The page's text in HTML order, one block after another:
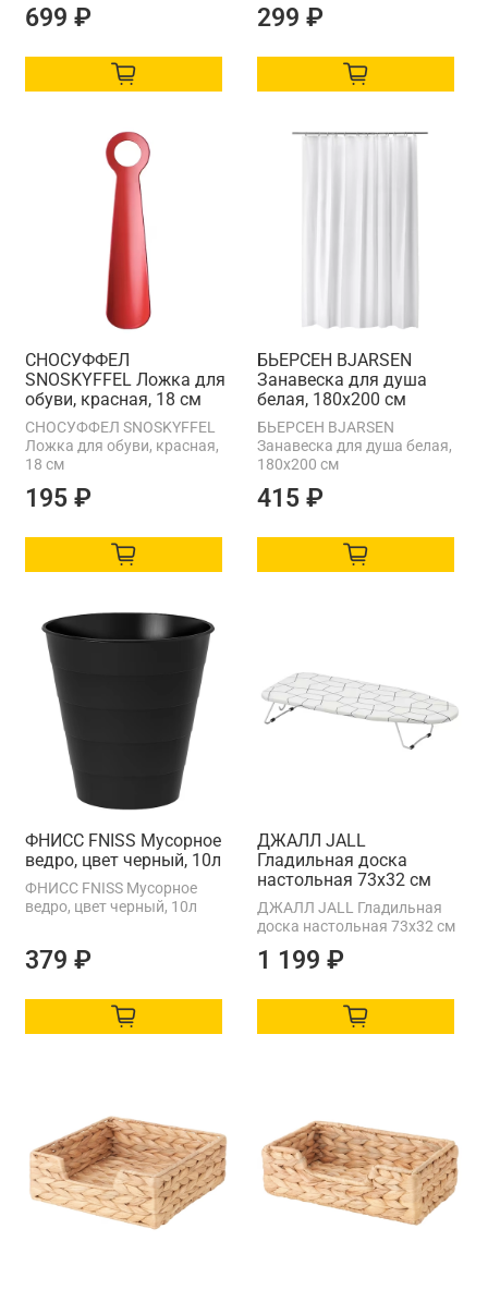
699 ₽ 299 ₽
СНОСУФФЕЛ
SNОSKYFFEL Ложка для
обуви, красная, 18 см
СНОСУФФЕЛ SNОSKYFFEL
Ложка для обуви, красная,
18 см
195 ₽
БЬЕРСЕН BJARSEN
Занавеска для душа
белая, 180x200 см
БЬЕРСЕН BJARSEN
Занавеска для душа белая,
180x200 см
415 ₽
ФНИСС FNISS Мусорное
ведро, цвет черный, 10л
ФНИСС FNISS Мусорное
ведро, цвет черный, 10л
379 ₽
ДЖАЛЛ JALL
Гладильная доска
настольная 73x32 см
ДЖАЛЛ JALL Гладильная
доска настольная 73x32 см
1 199 ₽